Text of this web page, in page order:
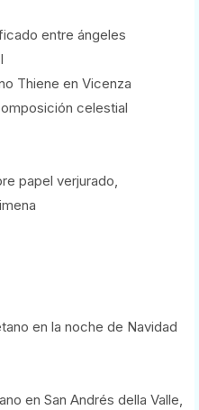
entre ángeles
Thiene en Vicenza
celestial
papel verjurado,
en la noche de Navidad
en San Andrés della Valle,